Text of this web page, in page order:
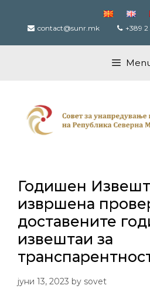
content contact@sunr.mk +389 2
Годишен
извршена
доставените
извештаи за
јуни 13, 2023 by sovet